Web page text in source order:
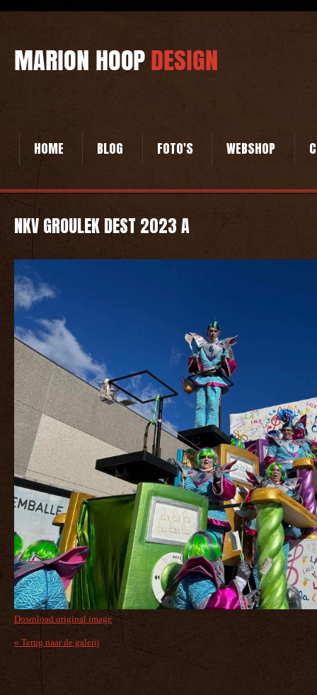
HOME BLOG FOTO'S WEBSHOP
NKV GROULEK DEST 2023 A
Download original image
« Terug naar de galerij